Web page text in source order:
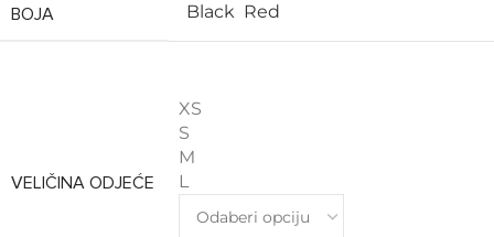
BOJA Black Red
VELIČINA ODJEĆE
XS
S
M
L